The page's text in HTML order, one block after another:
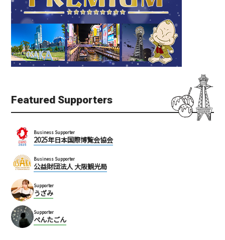
Featured Supporters
Business Supporter
2025年日本国際博覧会協会
Business Supporter
公益財団法人 大阪観光局
Supporter
うざみ
Supporter
ぺんたごん